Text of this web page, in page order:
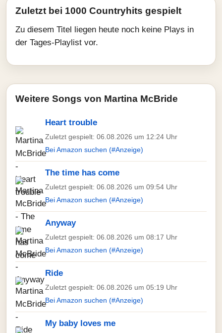
Zuletzt bei 1000 Countryhits gespielt
Zu diesem Titel liegen heute noch keine Plays in
der Tages-Playlist vor.
Weitere Songs von Martina McBride
Heart trouble
Zuletzt gespielt: 06.08.2026 um 12:24 Uhr
Bei Amazon suchen (#Anzeige)
The time has come
Zuletzt gespielt: 06.08.2026 um 09:54 Uhr
Bei Amazon suchen (#Anzeige)
Anyway
Zuletzt gespielt: 06.08.2026 um 08:17 Uhr
Bei Amazon suchen (#Anzeige)
Ride
Zuletzt gespielt: 06.08.2026 um 05:19 Uhr
Bei Amazon suchen (#Anzeige)
My baby loves me